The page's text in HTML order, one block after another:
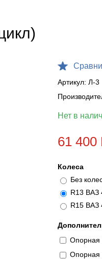
Артикул: Л-3
Нет в
61
Колеса
Без
R13 ВАЗ
R15 ВАЗ
Опорная
Опорная